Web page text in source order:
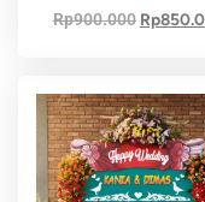
Rp900.000 Rp